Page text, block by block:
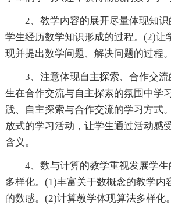
2、教学内容的展开尽量体现知
学生经历数学知识形成的过程。(2)让
现并提出数学问题、解决问题的过程。
3、注意体现自主探索、合作交
生在合作交流与自主探索的氛围中学
践、自主探索与合作交流的学习方式
放式的学习活动，让学生通过活动感
含义。
4、数与计算的教学重视发展学
多样化。(1)丰富关于数概念的教学内
的数感。(2)计算教学体现算法多样化